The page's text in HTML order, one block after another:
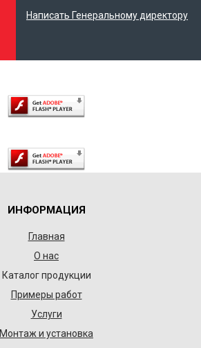
Написать Генеральному директору
ИНФОРМАЦИЯ
Главная
О нас
Каталог продукции
Примеры работ
Услуги
Монтаж и установка